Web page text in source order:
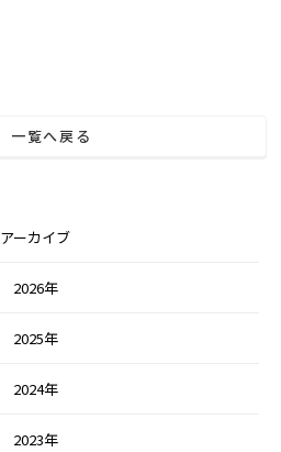
一覧へ戻る
アーカイブ
2026年
2025年
2024年
2023年